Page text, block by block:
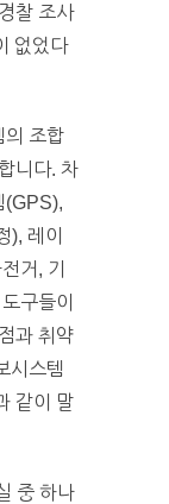
찰 조사
없었다
의 조합
니다. 차
(GPS),
), 레이
거, 기
구들이
과 취약
시스템
같이 말
중 하나